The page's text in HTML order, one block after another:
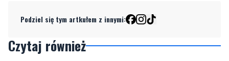
Podziel się tym artkułem z innymi:
Czytaj również